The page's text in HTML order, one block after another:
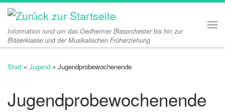
Zum Inhalt springen
Information rund um das Oedheimer Blasorchester bis hin zur
Bläserklasse und der Musikalischen Früherziehung
Start » Jugend » Jugendprobewochenende
Jugendprobewochenende